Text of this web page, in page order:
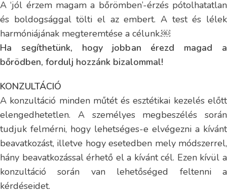
A ‘jól érzem magam a bőrömben’-érzés pótolhatatlan
és boldogsággal tölti el az embert. A test és lélek
harmóniájának megteremtése a célunk.￼
Ha segíthetünk, hogy jobban érezd magad a
bőrödben, fordulj hozzánk bizalommal!
KONZULTÁCIÓ
A konzultáció minden műtét és esztétikai kezelés előtt
elengedhetetlen. A személyes megbeszélés során
tudjuk felmérni, hogy lehetséges-e elvégezni a kívánt
beavatkozást, illetve hogy esetedben mely módszerrel,
hány beavatkozással érhető el a kívánt cél. Ezen kívül a
konzultáció során van lehetőséged feltenni a
kérdéseidet.